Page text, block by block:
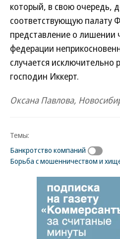
который, в свою очередь,
соответствующую палату
представление о лишении
федерации
случается исключительно
господин Иккерт.
Оксана Павлова,
Темы:
Банкротство компаний
Борьба с мошенничеством и